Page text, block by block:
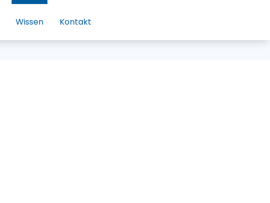
Wissen Kontakt